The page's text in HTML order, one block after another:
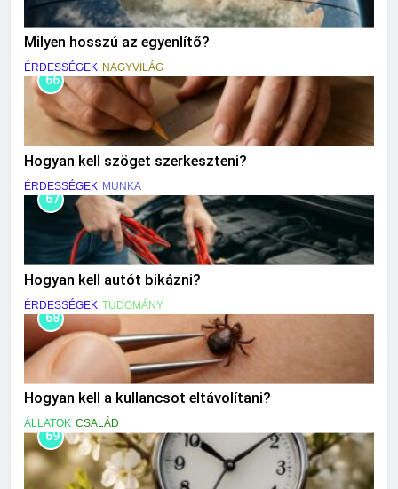
Milyen hosszú az egyenlítő?
ÉRDESSÉGEK NAGYVILÁG
66
Hogyan kell szöget szerkeszteni?
ÉRDESSÉGEK MUNKA
67
Hogyan kell autót bikázni?
ÉRDESSÉGEK TUDOMÁNY
68
Hogyan kell a kullancsot eltávolítani?
ÁLLATOK CSALÁD
69